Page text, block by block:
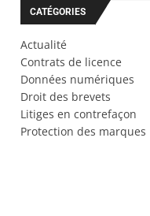
CATÉGORIES
Actualité
Contrats de licence
Données numériques
Droit des brevets
Litiges en contrefaçon
Protection des marques